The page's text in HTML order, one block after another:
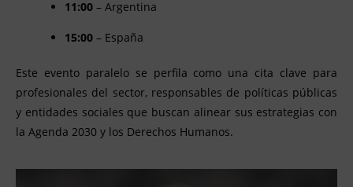
11:00– Argentina
15:00– España
Este evento paralelo se perfila como una cita clave para
profesionales del sector, responsables de políticas públicas
y entidades sociales que buscan alinear sus estrategias con
la Agenda 2030 y los Derechos Humanos.